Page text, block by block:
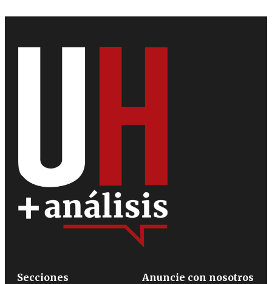
Secciones
Anuncie con nosotros